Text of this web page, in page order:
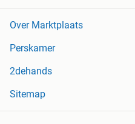
Over Marktplaats
Perskamer
2dehands
Sitemap